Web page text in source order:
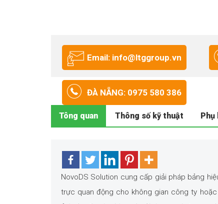
Email: info@ltggroup.vn
ĐÀ NẴNG: 0975 580 386
Tông quan Thông số kỹ thuật Phụ
NovoDS Solution cung cấp giải pháp bảng
trực quan động cho không gian công ty